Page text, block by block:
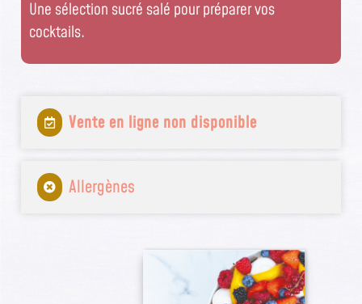
Une sélection sucré salé pour préparer vos
cocktails.
Vente en ligne non disponible
Allergènes